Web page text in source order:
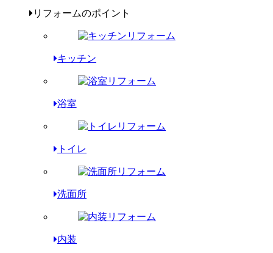
リフォームのポイント
キッチン
浴室
トイレ
洗面所
内装